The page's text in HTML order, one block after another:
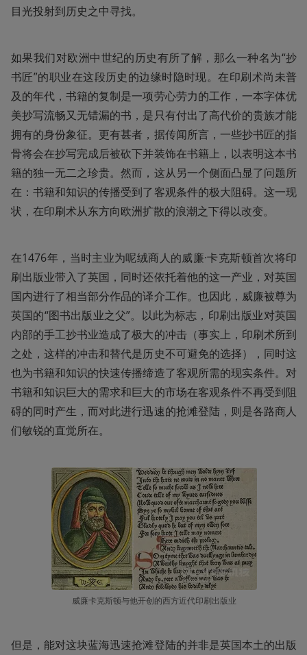
目光投射到历史之中寻找。
如果我们对欧洲中世纪的历史有所了解，那么一种名为“抄
书匠”的职业在这段历史的边缘时隐时现。在印刷术尚未普
及的年代，书籍的复制是一项劳心劳力的工作，一本字体优
美抄写流畅又无错漏的书，是只有付出了高代价的贵族才能
拥有的身份象征。更有甚者，据传闻所言，一些抄书匠的指
骨将会在抄写完成后被砍下并装饰在书籍上，以表明这本书
籍的独一无二之珍贵。然而，这从另一个侧面凸显了问题所
在：书籍和知识的传播受到了客观条件的极大阻碍。这一现
状，在印刷术从东方向欧洲扩散的浪潮之下得以改变。
在1476年，当时主业为呢绒商人的威廉·卡克斯顿首次将印
刷出版业带入了英国，同时还依托着他的这一产业，对英国
国内进行了相当部分作品的译介工作。也因此，威廉被尊为
英国的“图书出版业之父”。以此为标志，印刷出版业对英国
内部的手工抄书业造成了极大的冲击（事实上，印刷术所到
之处，这样的冲击和替代是历史不可避免的选择），同时这
也为书籍和知识的快速传播缔造了客观所需的现实条件。对
书籍和知识巨大的需求和巨大的市场在客观条件不再受到阻
碍的同时产生，而对此进行迅速的抢滩登陆，则是各路商人
们敏锐的直觉所在。
威廉卡克斯顿与他开创的西方近代印刷出版业
但是，能对这块蓝海迅速抢滩登陆的并非是英国本土的出版